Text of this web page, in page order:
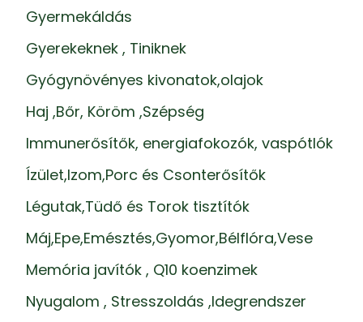
Gyermekáldás
Gyerekeknek , Tiniknek
Gyógynövényes kivonatok,olajok
Haj ,Bőr, Köröm ,Szépség
Immunerősítők, energiafokozók, vaspótlók
Ízület,Izom,Porc és Csonterősítők
Légutak,Tüdő és Torok tisztítók
Máj,Epe,Emésztés,Gyomor,Bélflóra,Vese
Memória javítók , Q10 koenzimek
Nyugalom , Stresszoldás ,Idegrendszer